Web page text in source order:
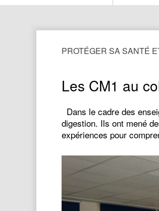
PROTÉGER SA SANTÉ
Les CM1 au
Dans le cadre des
digestion. Ils ont mené
expériences pour